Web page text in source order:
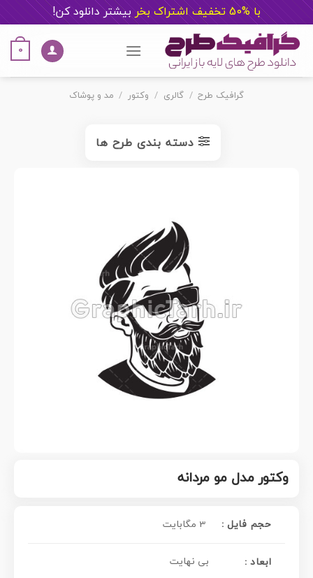
با %50 تخفیف اشتراک بخر بیشتر دانلود کن!
content
0
گرافیک طرح / گالری / وکتور / مد و پوشاک
دسته بندی طرح ها
وکتور مدل مو مردانه
حجم فایل :
ابعاد : بی نهایت